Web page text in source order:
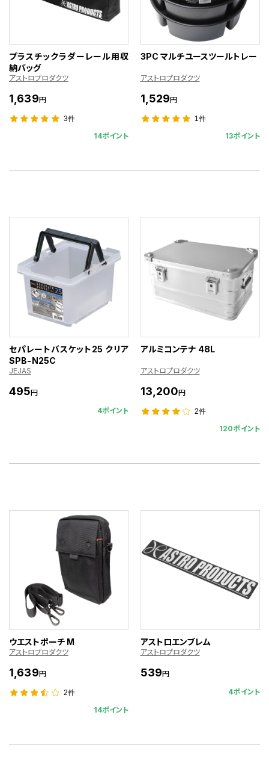
プラスチックラダーレール用収
納バッグ
アストロプロダクツ
1,639円
3件
14ポイント
3PC マルチユースツールトレー
アストロプロダクツ
1,529円
1件
13ポイント
セパレートバスケット25 クリア
SPB-N25C
JEJAS
495円
4ポイント
アルミコンテナ 48L
アストロプロダクツ
13,200円
2件
120ポイント
ウエストポーチ M
アストロプロダクツ
1,639円
2件
14ポイント
アストロエンブレム
アストロプロダクツ
539円
4ポイント